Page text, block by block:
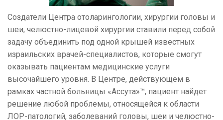
Создатели Центра отоларингологии, хирургии головы и
шеи, челюстно-лицевой хирургии ставили перед собой
задачу объединить под одной крышей известных
израильских врачей-специалистов, которые смогут
оказывать пациентам медицинские услуги
высочайшего уровня. В Центре, действующем в
рамках частной больницы «Ассута»™, пациент найдет
решение любой проблемы, относящейся к области
ЛОР-патологий, заболеваний головы, шеи и челюстно-